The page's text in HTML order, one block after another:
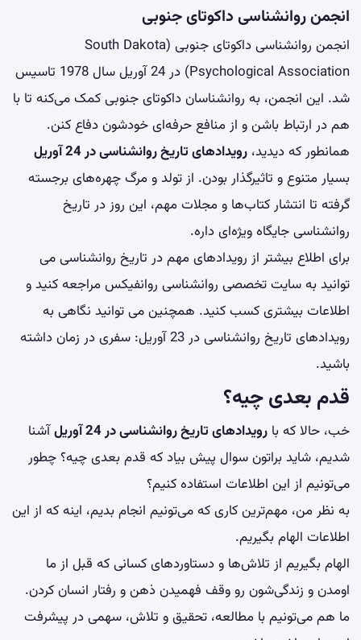
انجمن روانشناسی داکوتای جنوبی
انجمن روانشناسی داکوتای جنوبی (South Dakota
Psychological Association) در 24 آوریل سال 1978 تاسیس
شد. این انجمن، به روانشناسان داکوتای جنوبی کمک می‌کنه تا با
هم در ارتباط باشن و از منافع حرفه‌ای خودشون دفاع کنن.
همانطور که دیدید، رویدادهای تاریخ روانشناسی در 24 آوریل
بسیار متنوع و تاثیرگذار بودن. از تولد و مرگ چهره‌های برجسته
گرفته تا انتشار کتاب‌ها و مجلات مهم، این روز در تاریخ
روانشناسی جایگاه ویژه‌ای داره.
برای اطلاع بیشتر از رویدادهای مهم در تاریخ روانشناسی می
توانید به سایت تخصصی روانشناسی روانفیکس مراجعه کنید و
اطلاعات بیشتری کسب کنید. همچنین می توانید نگاهی به
رویدادهای تاریخ روانشناسی در 23 آوریل: سفری در زمان
داشته
باشید.
قدم بعدی چیه؟
خب، حالا که با رویدادهای تاریخ روانشناسی در 24 آوریل
آشنا
شدیم، شاید براتون سوال پیش بیاد که قدم بعدی چیه؟ چطور
می‌تونیم از این اطلاعات استفاده کنیم؟
به نظر من، مهم‌ترین کاری که می‌تونیم انجام بدیم، اینه که از این
اطلاعات الهام بگیریم.
الهام بگیریم از تلاش‌ها و دستاوردهای کسانی که قبل از ما
اومدن و زندگی‌شون رو وقف فهمیدن ذهن و رفتار انسان کردن.
ما هم می‌تونیم با مطالعه، تحقیق و تلاش، سهمی در پیشرفت